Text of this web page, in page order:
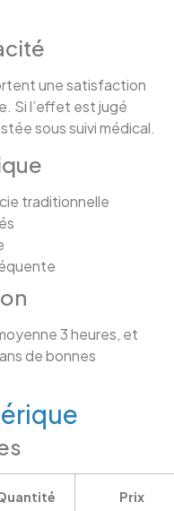
une satisfaction
Si l’effet est jugé
sous suivi médical.
traditionnelle
3 heures, et
de bonnes
Prix